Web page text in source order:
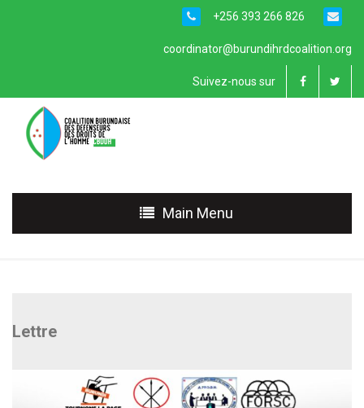
+256 393 266 826
coordinator@burundihrdcoalition.org
Suivez-nous sur
Main Menu
Lettre